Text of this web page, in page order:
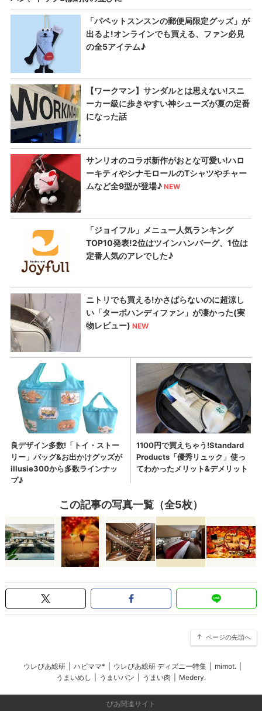
この記事の写真一覧（全5枚）
ページの先頭へ
ウレぴあ総研 ハピママ* ウレぴあ総研 ディズニー特集 mimot.
うまいめし
うまいパン うまい肉 Medery.
ぴあ関連サイト